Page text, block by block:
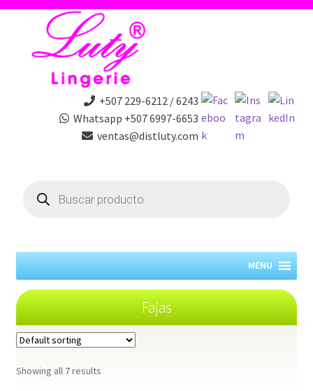
+507 229-6212 / 6243
Whatsapp +507 6997-6653
ventas@distluty.com
search
MENU
Fajas
Showing all 7 results